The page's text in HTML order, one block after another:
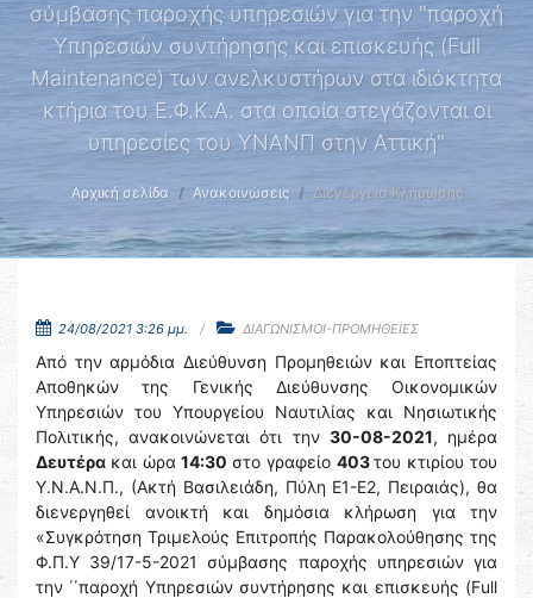
σύμβασης παροχής υπηρεσιών για την "παροχή
Υπηρεσιών συντήρησης και επισκευής (Full
Maintenance) των ανελκυστήρων στα ιδιόκτητα
κτήρια του Ε.Φ.Κ.Α. στα οποία στεγάζονται οι
υπηρεσίες του ΥΝΑΝΠ στην Αττική"
Αρχική σελίδα Ανακοινώσεις Διενέργεια Κλήρωσης
24/08/2021 3:26 μμ. ΔΙΑΓΩΝΙΣΜΟΙ-ΠΡΟΜΗΘΕΙΕΣ
Από την αρμόδια Διεύθυνση Προμηθειών και Εποπτείας
Αποθηκών της Γενικής Διεύθυνσης Οικονομικών
Υπηρεσιών του Υπουργείου Ναυτιλίας και Νησιωτικής
Πολιτικής, ανακοινώνεται ότι την 30-08-2021, ημέρα
Δευτέρα και ώρα14:30στο γραφείο 403του κτιρίου του
Υ.Ν.Α.Ν.Π., (Ακτή Βασιλειάδη, Πύλη Ε1-Ε2, Πειραιάς), θα
διενεργηθεί ανοικτή και δημόσια κλήρωση για την
«Συγκρότηση Τριμελούς Επιτροπής Παρακολούθησης της
Φ.Π.Υ 39/17-5-2021 σύμβασης παροχής υπηρεσιών για
την ΄΄παροχή Υπηρεσιών συντήρησης και επισκευής (Full